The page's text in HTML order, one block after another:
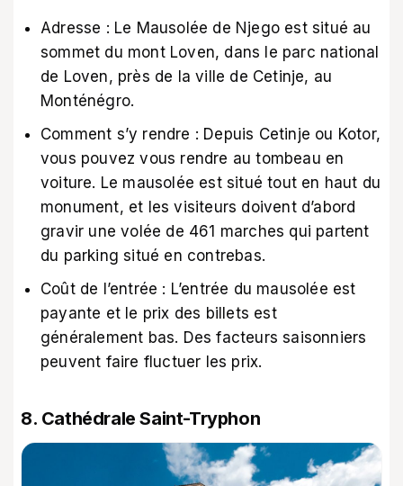
Adresse : Le Mausolée de Njego est situé au
sommet du mont Loven, dans le parc national
de Loven, près de la ville de Cetinje, au
Monténégro.
Comment s’y rendre : Depuis Cetinje ou Kotor,
vous pouvez vous rendre au tombeau en
voiture. Le mausolée est situé tout en haut du
monument, et les visiteurs doivent d’abord
gravir une volée de 461 marches qui partent
du parking situé en contrebas.
Coût de l’entrée : L’entrée du mausolée est
payante et le prix des billets est
généralement bas. Des facteurs saisonniers
peuvent faire fluctuer les prix.
8. Cathédrale Saint-Tryphon